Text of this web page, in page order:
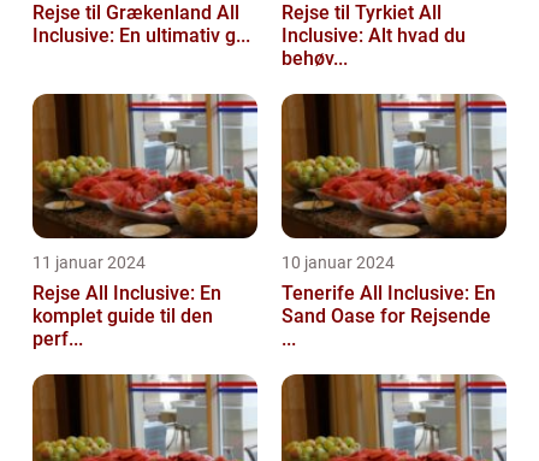
Rejse til Grækenland All
Inclusive: En ultimativ g...
Rejse til Tyrkiet All
Inclusive: Alt hvad du
behøv...
11 januar 2024
Rejse All Inclusive: En
komplet guide til den
perf...
10 januar 2024
Tenerife All Inclusive: En
Sand Oase for Rejsende
...